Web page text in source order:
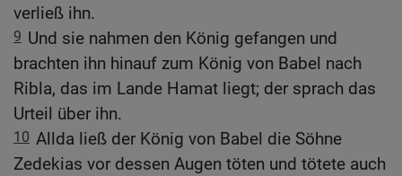
verließ ihn.
9 Und sie nahmen den König gefangen und
brachten ihn hinauf zum König von Babel nach
Ribla, das im Lande Hamat liegt; der sprach das
Urteil über ihn.
10 Allda ließ der König von Babel die Söhne
Zedekias vor dessen Augen töten und tötete auch